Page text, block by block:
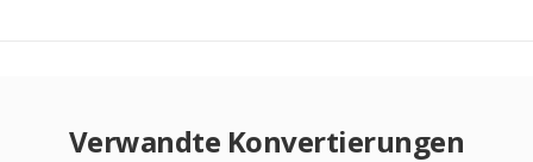
Verwandte Konvertierungen